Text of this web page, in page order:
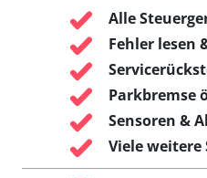
Alle
Fehler lesen
Parkbremse
Sensoren &
Viele